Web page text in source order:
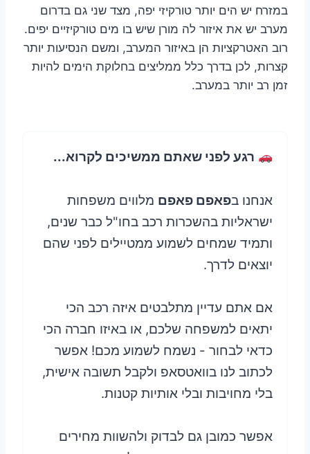
במזרח יש הים יותר טורקיזי יפה, מצד שני גם בדרום
מערב יש את איזור לה מורן שיש בו מים טורקיזיים יפים.
רוב האטרקציות הן באיזור המערב, ומשם הנסיעות יותר
קצרות, לכן בדרך כלל ממליצים בחלוקת הימים להיות
זמן רב יותר במערב.
רגע לפני שאתם ממשיכים לקרוא...
אנחנו בפאפם פאפם מלווים משפחות
ישראליות בהשכרות רכב בחו"ל כבר שנים,
ותמיד שמחים לשמוע ממטיילים לפני שהם
יוצאים לדרך.
אם אתם עדיין מתלבטים איזה רכב הכי
יתאים למשפחה שלכם, או באיזו חברה הכי
כדאי לבחור - נשמח לשמוע מכם! אפשר
לכתוב לנו בוואטסאפ ולקבל תשובה אישית,
בלי מחויבות ובלי אותיות קטנות.
אפשר כמובן גם לבדוק ולהשוות מחירים